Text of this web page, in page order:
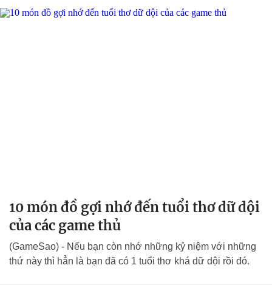
10 món đồ gợi nhớ đến tuổi thơ dữ dội
của các game thủ
(GameSao) - Nếu bạn còn nhớ những kỷ niệm với những
thứ này thì hẳn là bạn đã có 1 tuổi thơ khá dữ dội rồi đó.